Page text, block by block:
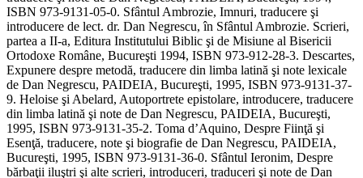
ISBN 973-9131-05-0. Sfântul Ambrozie, Imnuri, traducere şi
introducere de lect. dr. Dan Negrescu, în Sfântul Ambrozie. Scrieri,
partea a II-a, Editura Institutului Biblic şi de Misiune al Bisericii
Ortodoxe Române, Bucureşti 1994, ISBN 973-912-28-3. Descartes,
Expunere despre metodă, traducere din limba latină şi note lexicale
de Dan Negrescu, PAIDEIA, Bucureşti, 1995, ISBN 973-9131-37-
9. Heloise şi Abelard, Autoportrete epistolare, introducere, traducere
din limba latină şi note de Dan Negrescu, PAIDEIA, Bucureşti,
1995, ISBN 973-9131-35-2. Toma d’Aquino, Despre Fiinţă şi
Esenţă, traducere, note şi biografie de Dan Negrescu, PAIDEIA,
Bucureşti, 1995, ISBN 973-9131-36-0. Sfântul Ieronim, Despre
bărbaţii iluştri şi alte scrieri, introduceri, traduceri şi note de Dan